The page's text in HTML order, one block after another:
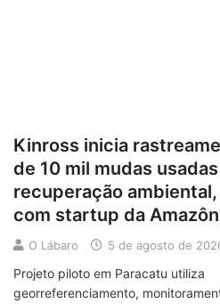
Kinross inicia
de 10 mil mudas
recuperação
com startup da
O Lábaro 5 de agosto de
Projeto piloto em Paracatu utiliza
georreferenciamento,